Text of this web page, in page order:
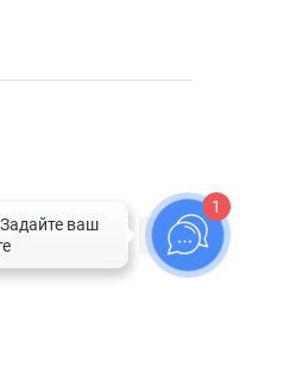
31 32 →
1